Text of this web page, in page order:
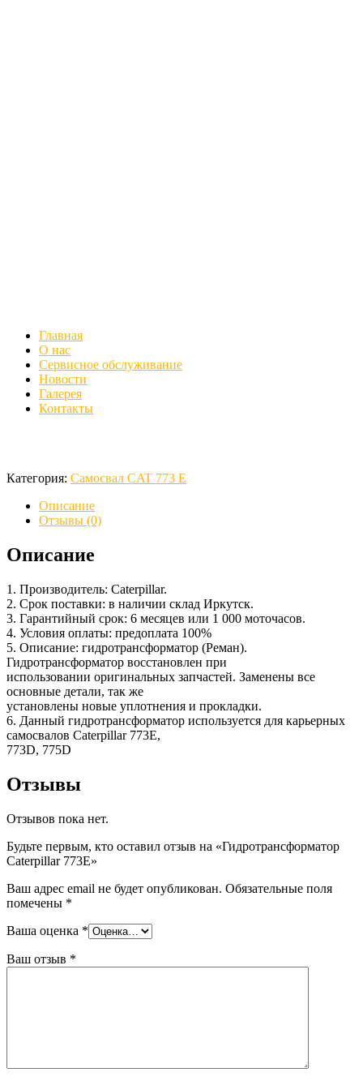
Главная
О нас
Сервисное обслуживание
Новости
Галерея
Контакты
Категория: Самосвал CAT 773 E
Описание
Отзывы (0)
Описание
1. Производитель: Caterpillar.
2. Срок поставки: в наличии склад Иркутск.
3. Гарантийный срок: 6 месяцев или 1 000 моточасов.
4. Условия оплаты: предоплата 100%
5. Описание: гидротрансформатор (Реман).
Гидротрансформатор восстановлен при
использовании оригинальных запчастей. Заменены все
основные детали, так же
установлены новые уплотнения и прокладки.
6. Данный гидротрансформатор используется для карьерных
самосвалов Caterpillar 773E,
773D, 775D
Отзывы
Отзывов пока нет.
Будьте первым, кто оставил отзыв на «Гидротрансформатор
Caterpillar 773E»
Ваш адрес email не будет опубликован. Обязательные поля
помечены *
Ваша оценка *
Ваш отзыв *